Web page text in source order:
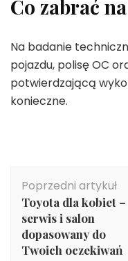
Co zabrać
Na badanie
pojazdu, polisę OC
potwierdzającą
konieczne.
wpisu
Poprzedni artykuł
Toyota dla kobiet –
serwis i salon
dopasowany do
Twoich oczekiwań